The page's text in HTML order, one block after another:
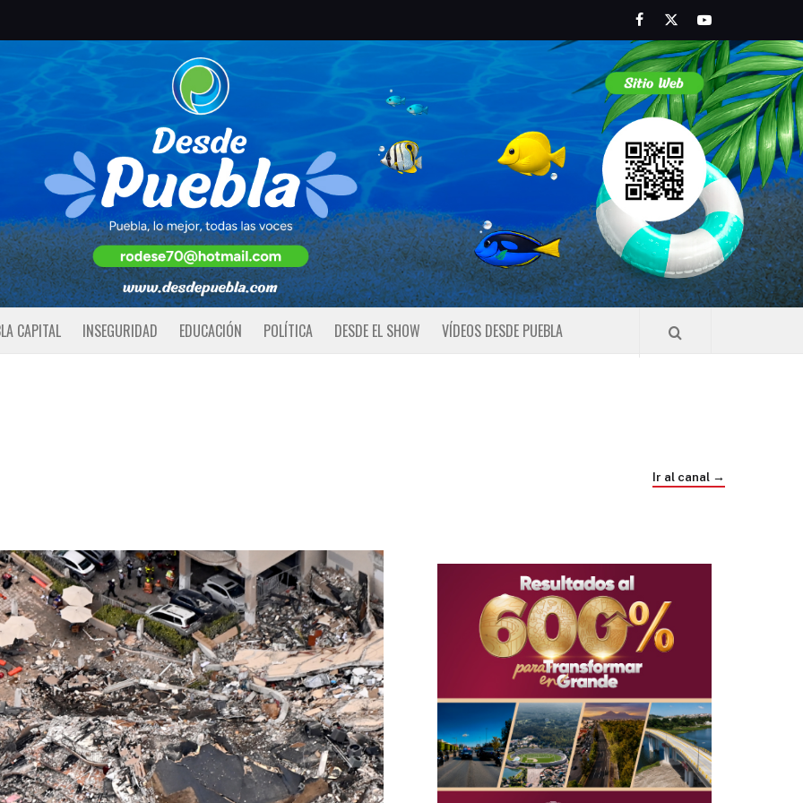
FacebookTwitterYoutube
CAPITAL INSEGURIDAD EDUCACIÓN POLÍTICA DESDE EL SHOW VÍDEOS DESDE PUEBLA
Ir al canal →